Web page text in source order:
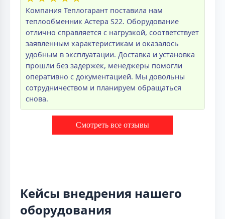
Компания Теплогарант поставила нам
теплообменник Астера S22. Оборудование
отлично справляется с нагрузкой, соответствует
заявленным характеристикам и оказалось
удобным в эксплуатации. Доставка и установка
прошли без задержек, менеджеры помогли
оперативно с документацией. Мы довольны
сотрудничеством и планируем обращаться
снова.
Смотреть все отзывы
Кейсы внедрения нашего
оборудования